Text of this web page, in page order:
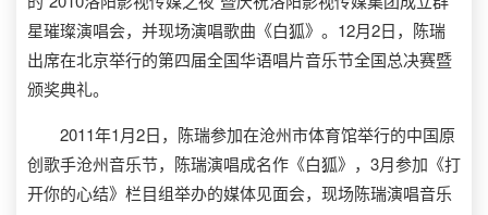
星璀璨演唱会，并现场演唱歌曲《白狐》。12月2日，陈瑞
出席在北京举行的第四届全国华语唱片音乐节全国总决赛暨
颁奖典礼。
2011年1月2日，陈瑞参加在沧州市体育馆举行的中国原
创歌手沧州音乐节，陈瑞演唱成名作《白狐》，3月参加《打
开你的心结》栏目组举办的媒体见面会，现场陈瑞演唱音乐